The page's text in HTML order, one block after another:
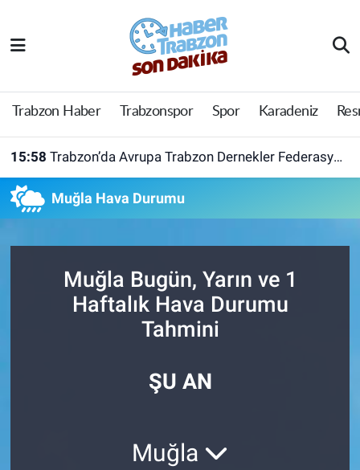
Trabzon Haber Trabzonspor Spor Karadeniz
15:58 Trabzon’da Avrupa Trabzon Dernekler Federasyonu açıldı
Muğla Hava Durumu
Muğla Bugün, Yarın ve 1
Haftalık Hava Durumu
Tahmini
ŞU AN
Muğla
Trabzon Haber
Trabzonspor
Perde Arkası
Trabzon Nöbetçi Eczaneler
Trabzon Hava Durumu
Tüm Manşetler
Son Dakika Haberleri